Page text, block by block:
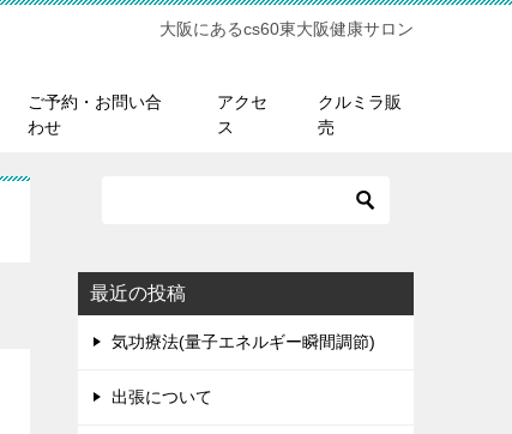
大阪にあるcs60東大阪健康サロン
ご予約・お問い合
わせ
アクセ
ス
クルミラ販
売
最近の投稿
気功療法(量子エネルギー瞬間調節)
出張について